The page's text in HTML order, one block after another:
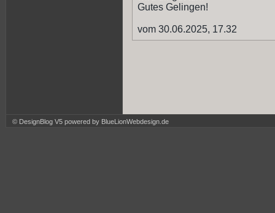
Gutes Gelingen!
vom 30.06.2025, 17.32
© DesignBlog V5 powered by BlueLionWebdesign.de